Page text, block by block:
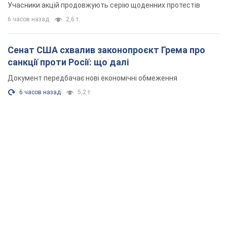
Учасники акцій продовжують серію щоденних протестів
6 часов назад 2,6 т.
Сенат США схвалив законопроєкт Грема про
санкції проти Росії: що далі
Документ передбачає нові економічні обмеження
6 часов назад 5,2 т.